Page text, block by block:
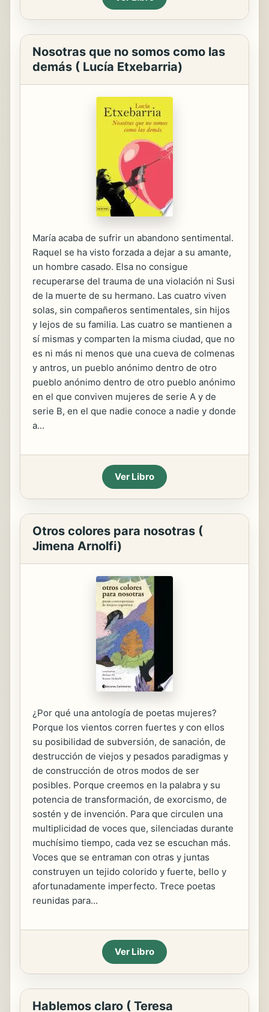
Nosotras que no somos como las
demás ( Lucía Etxebarria)
María acaba de sufrir un abandono sentimental.
Raquel se ha visto forzada a dejar a su amante,
un hombre casado. Elsa no consigue
recuperarse del trauma de una violación ni Susi
de la muerte de su hermano. Las cuatro viven
solas, sin compañeros sentimentales, sin hijos
y lejos de su familia. Las cuatro se mantienen a
sí mismas y comparten la misma ciudad, que no
es ni más ni menos que una cueva de colmenas
y antros, un pueblo anónimo dentro de otro
pueblo anónimo dentro de otro pueblo anónimo
en el que conviven mujeres de serie A y de
serie B, en el que nadie conoce a nadie y donde
a...
Ver Libro
Otros colores para nosotras (
Jimena Arnolfi)
¿Por qué una antología de poetas mujeres?
Porque los vientos corren fuertes y con ellos
su posibilidad de subversión, de sanación, de
destrucción de viejos y pesados paradigmas y
de construcción de otros modos de ser
posibles. Porque creemos en la palabra y su
potencia de transformación, de exorcismo, de
sostén y de invención. Para que circulen una
multiplicidad de voces que, silenciadas durante
muchísimo tiempo, cada vez se escuchan más.
Voces que se entraman con otras y juntas
construyen un tejido colorido y fuerte, bello y
afortunadamente imperfecto. Trece poetas
reunidas para...
Ver Libro
Hablemos claro ( Teresa